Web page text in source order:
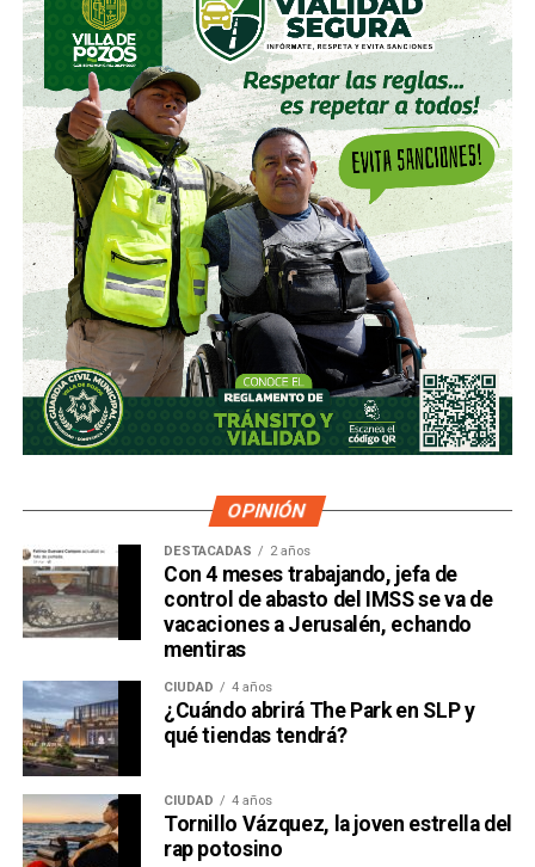
OPINIÓN
DESTACADAS 2 años
Con 4 meses trabajando, jefa de
control de abasto del IMSS se va de
vacaciones a Jerusalén, echando
mentiras
CIUDAD 4 años
¿Cuándo abrirá The Park en SLP y
qué tiendas tendrá?
CIUDAD 4 años
Tornillo Vázquez, la joven estrella del
rap potosino